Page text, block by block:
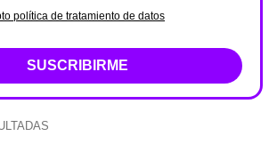
política de tratamiento de datos
SUSCRIBIRME